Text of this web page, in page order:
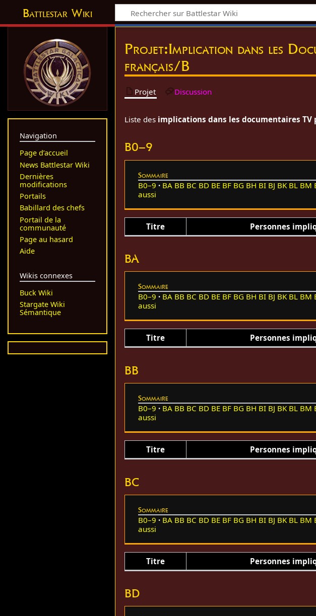
Battlestar Wiki
Projet:Implication dans les
français/B
Projet Discussion
Liste des implications dans les documentaires
B0–9
Sommaire
B0–9 BA BB BC BD BE BF BG BH BI BJ BK BL BM
aussi
Titre Personnes
BA
Sommaire
B0–9 BA BB BC BD BE BF BG BH BI BJ BK BL BM
aussi
Titre Personnes
BB
Sommaire
B0–9 BA BB BC BD BE BF BG BH BI BJ BK BL BM
aussi
Titre Personnes
BC
Sommaire
B0–9 BA BB BC BD BE BF BG BH BI BJ BK BL BM
aussi
Titre Personnes
BD
Navigation
Page d’accueil
News Battlestar Wiki
Dernières
modifications
Portails
Babillard des chefs
Portail de la
communauté
Page au hasard
Aide
Wikis connexes
Buck Wiki
Stargate Wiki
Sémantique